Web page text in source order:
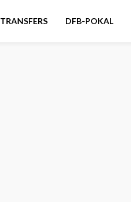
TRANSFERS DFB-POKAL